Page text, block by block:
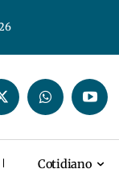
Cotidiano